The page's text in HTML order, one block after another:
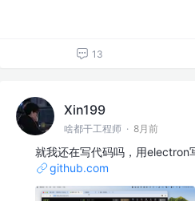
13
Xin199
啥都干工程师 · 8月前
就我还在写代码吗，用electron
github.com